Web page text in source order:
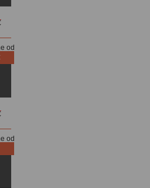
od
od